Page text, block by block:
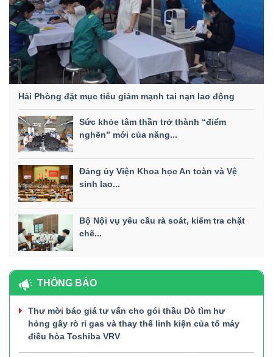
Hải Phòng đặt mục tiêu giảm mạnh tai nạn lao động
Sức khỏe tâm thần trở thành “điểm
nghẽn” mới của năng...
Đảng ủy Viện Khoa học An toàn và Vệ
sinh lao...
Bộ Nội vụ yêu cầu rà soát, kiểm tra chặt
chẽ...
THÔNG BÁO
Thư mời báo giá tư vấn cho gói thầu Dò tìm hư
hỏng gây rò rỉ gas và thay thế linh kiện của tổ máy
điều hòa Toshiba VRV